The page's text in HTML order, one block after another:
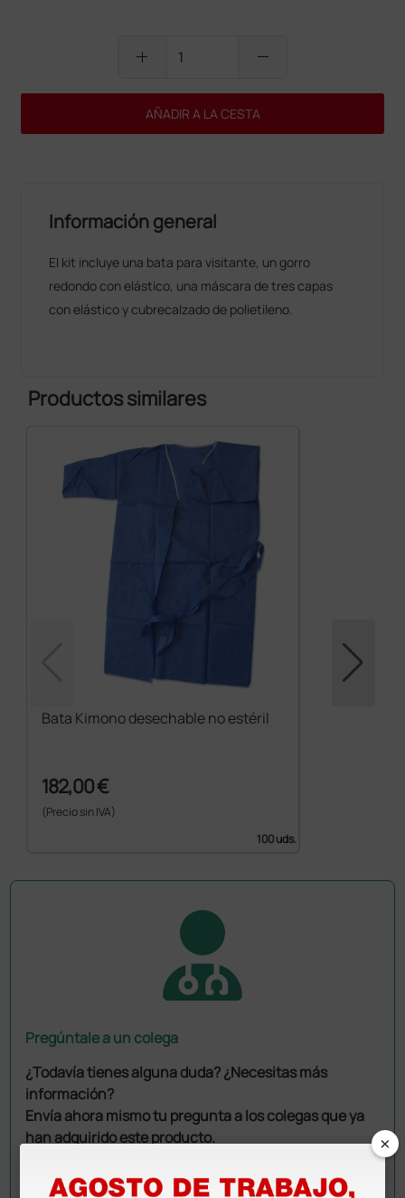
add remove
AÑADIR A LA CESTA
Información general
El kit incluye una bata para visitante, un gorro
redondo con elástico, una máscara de tres capas
con elástico y cubrecalzado de polietileno.
Productos similares
Bata Kimono desechable no estéril
182,00 €
(Precio sin IVA)
100 uds.
Pregúntale a un colega
¿Todavía tienes alguna duda? ¿Necesitas más
información?
Envía ahora mismo tu pregunta a los colegas que ya
han adquirido este producto.
×